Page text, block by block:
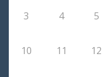
3 4 5
10 11 12